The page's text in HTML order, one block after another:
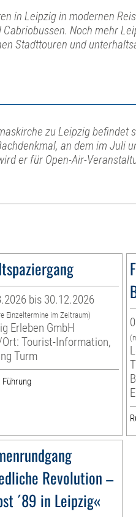
in Leipzig in modernen
Noch mehr
Stadttouren und
zu Leipzig befindet
an dem im Juli
er für Open-Air-
bis 30.12.2026
Einzeltermine im Zeitraum)
Erleben GmbH
Tourist-Information,
Turm
Führung
Revolution –
´89 in Leipzig«